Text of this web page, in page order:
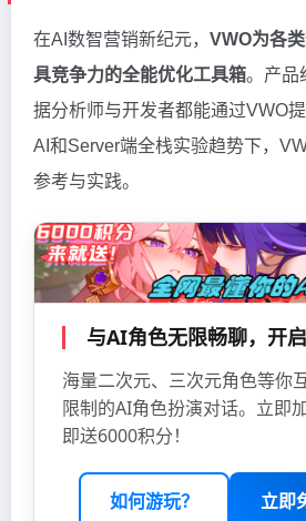
在AI数智营销新纪元， VWO为各
具竞争力的全能优化工具箱。产品
据分析师与开发者都能通过VWO
AI和Server端全栈实验趋势下，
参考与实践。
与AI角色无限畅聊，开
海量二次元、三次元角色等你
限制的AI角色扮演对话。立即
即送6000积分！
如何游玩？ 立即